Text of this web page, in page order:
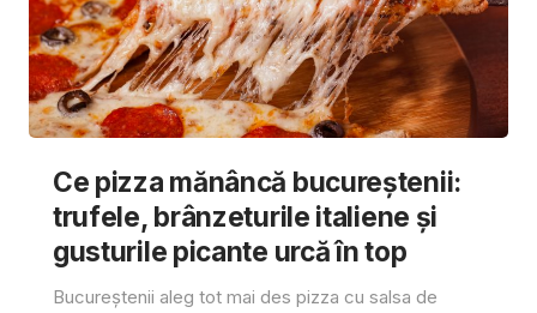
Ce pizza mănâncă bucureștenii:
trufele, brânzeturile italiene și
gusturile picante urcă în top
Bucureștenii aleg tot mai des pizza cu salsa de